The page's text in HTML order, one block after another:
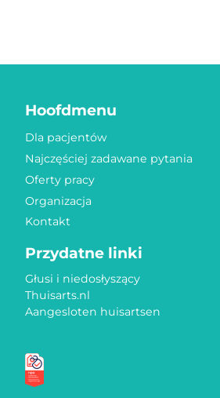
Hoofdmenu
Dla pacjentów
Najczęściej zadawane pytania
Oferty pracy
Organizacja
Kontakt
Przydatne linki
Głusi i niedosłyszący
Thuisarts.nl
Aangesloten huisartsen